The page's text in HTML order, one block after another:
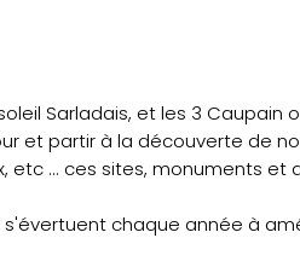
Sarladais, et les 3 Caupain
et partir à la découverte de
etc ... ces sites, monuments et
chaque année à
choix de Mobilhomes